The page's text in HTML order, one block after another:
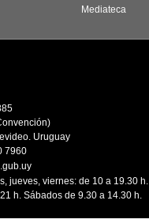
Mediateca
Uruguay
7960
jueves, viernes: de 10 a 19.30 h.
h. Sábados de 9.30 a 14.30 h.